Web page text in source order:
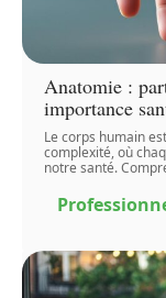
Anatomie :
importance
Le corps humain
complexité, où
notre santé.